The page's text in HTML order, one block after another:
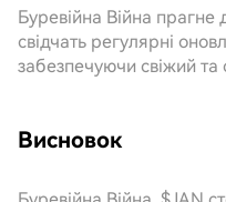
Буревійна Війна прагне
свідчать регулярні
забезпечуючи свіжий
Висновок